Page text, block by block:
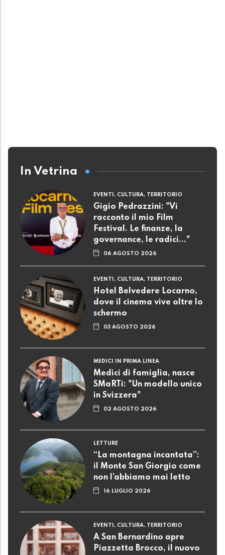
In Vetrina
EVENTI, CULTURA, TERRITORIO
Gigio Pedrazzini: "Vi
racconto il mio Film
Festival. Le finanze, la
governance, le radici..."
06 AGOSTO 2026
EVENTI, CULTURA, TERRITORIO
Hotel Belvedere Locarno,
dove il cinema vive oltre lo
schermo
03 AGOSTO 2026
MEDICI IN PRIMA LINEA
Medici di famiglia, nasce
SMaRTi: "Un modello unico
in Svizzera"
02 AGOSTO 2026
LETTURE
“La montagna incantata”:
il Monte San Giorgio come
non l’abbiamo mai letto
16 LUGLIO 2026
EVENTI, CULTURA, TERRITORIO
A San Bernardino apre
Piazzetta Brocco, il nuovo